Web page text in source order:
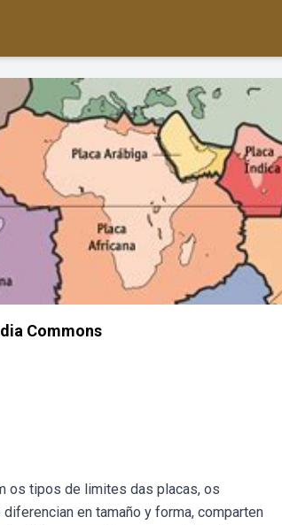
Commons
os tipos de limites das placas, os
en tamaño y forma, comparten